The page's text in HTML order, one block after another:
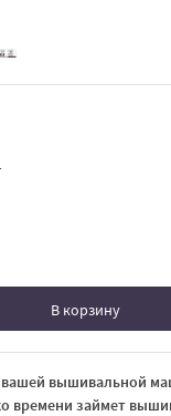
В корзину
В корзине
вашей вышивальной
времени займет